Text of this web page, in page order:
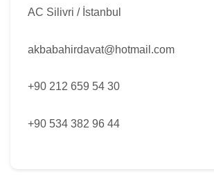
AC Silivri / İstanbul
akbabahirdavat@hotmail.com
+90 212 659 54 30
+90 534 382 96 44